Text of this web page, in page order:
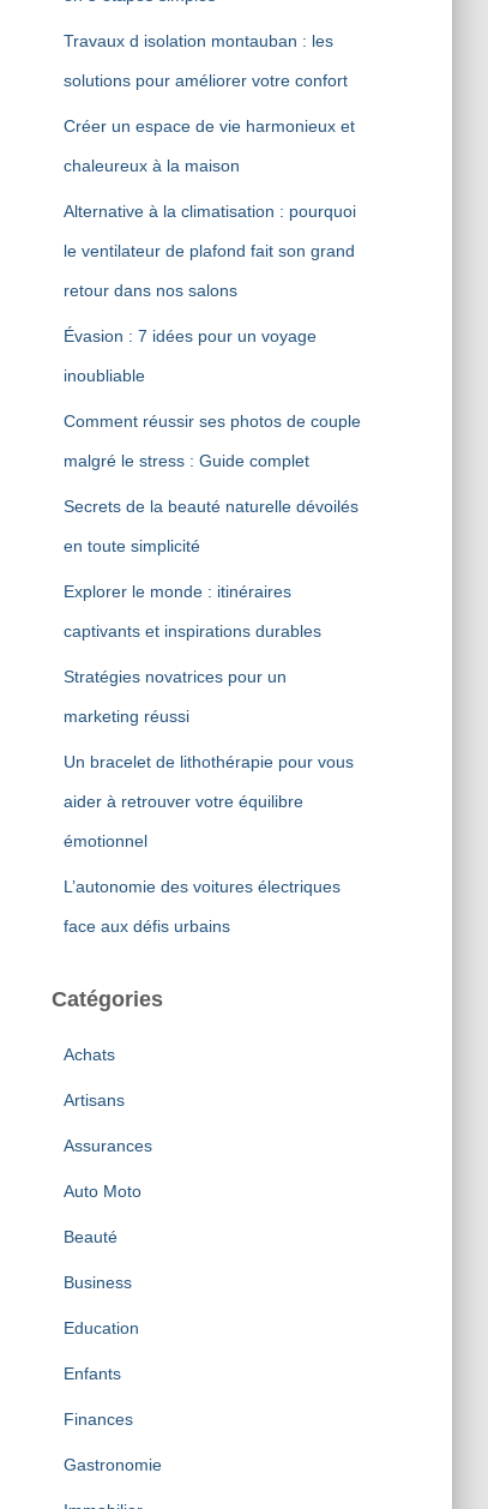
Travaux d isolation montauban : les
solutions pour améliorer votre confort
Créer un espace de vie harmonieux et
chaleureux à la maison
Alternative à la climatisation : pourquoi
le ventilateur de plafond fait son grand
retour dans nos salons
Évasion : 7 idées pour un voyage
inoubliable
Comment réussir ses photos de couple
malgré le stress : Guide complet
Secrets de la beauté naturelle dévoilés
en toute simplicité
Explorer le monde : itinéraires
captivants et inspirations durables
Stratégies novatrices pour un
marketing réussi
Un bracelet de lithothérapie pour vous
aider à retrouver votre équilibre
émotionnel
L’autonomie des voitures électriques
face aux défis urbains
Catégories
Achats
Artisans
Assurances
Auto Moto
Beauté
Business
Education
Enfants
Finances
Gastronomie